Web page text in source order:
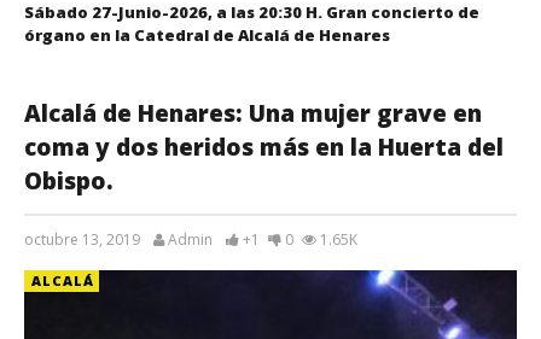
Sábado 27-Junio-2026, a las 20:30 H. Gran concierto de
órgano en la Catedral de Alcalá de Henares
Alcalá de Henares: Una mujer grave en
coma y dos heridos más en la Huerta del
Obispo.
octubre 13, 2019 Admin +1 0 1.65K
ALCALÁ